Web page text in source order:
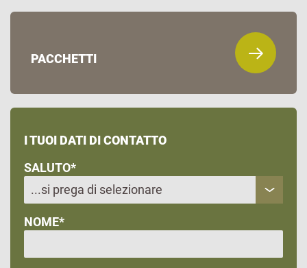
PACCHETTI
I TUOI DATI DI CONTATTO
SALUTO*
NOME*